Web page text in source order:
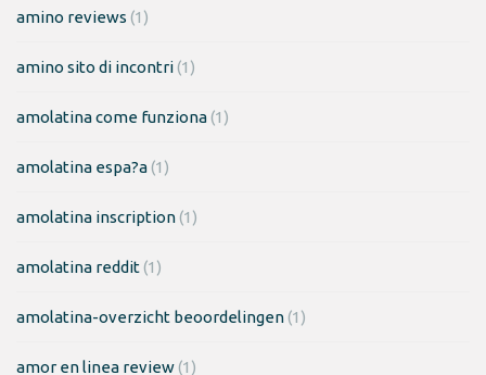
amino reviews (1)
amino sito di incontri(1)
amolatina come funziona(1)
amolatina espa?a(1)
amolatina inscription(1)
amolatina reddit(1)
amolatina-overzicht beoordelingen(1)
amor en linea review(1)